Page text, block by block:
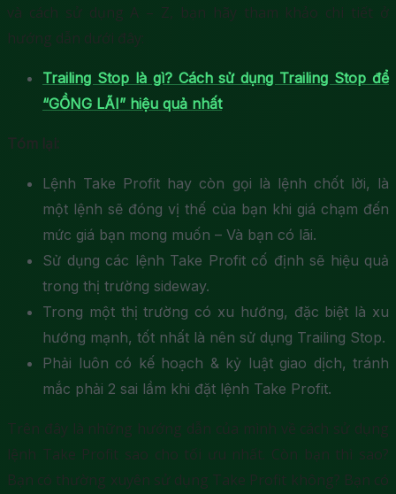
và cách sử dụng A – Z, bạn hãy tham khảo chi tiết ở
hướng dẫn dưới đây:
Trailing Stop là gì? Cách sử dụng Trailing Stop để
“GỒNG LÃI” hiệu quả nhất
Tóm lại:
Lệnh Take Profit hay còn gọi là lệnh chốt lời, là
một lệnh sẽ đóng vị thế của bạn khi giá chạm đến
mức giá bạn mong muốn – Và bạn có lãi.
Sử dụng các lệnh Take Profit cố định sẽ hiệu quả
trong thị trường sideway.
Trong một thị trường có xu hướng, đặc biệt là xu
hướng mạnh, tốt nhất là nên sử dụng Trailing Stop.
Phải luôn có kế hoạch & kỷ luật giao dịch, tránh
mắc phải 2 sai lầm khi đặt lệnh Take Profit.
Trên đây là những hướng dẫn của mình về cách sử dụng
lệnh Take Profit sao cho tối ưu nhất. Còn bạn thì sao?
Bạn có thường xuyên sử dụng Take Profit không? Bạn có